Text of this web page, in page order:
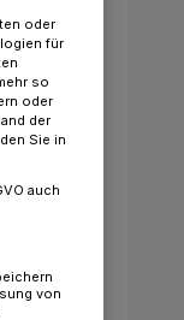
oder
für
so
oder
der
Sie in
auch
von